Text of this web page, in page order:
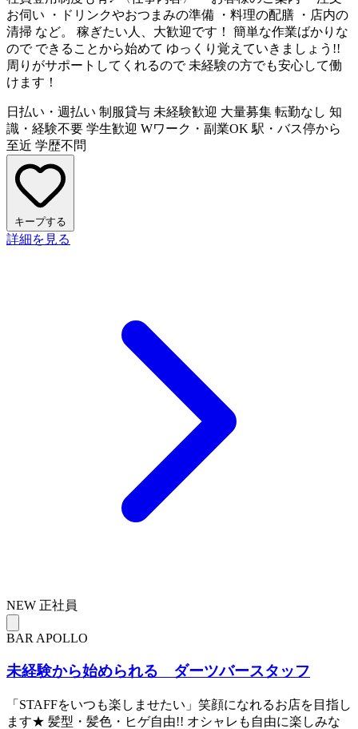
お伺い ・ドリンクやおつまみの準備 ・料理の配膳 ・店内の
清掃 など。 稼ぎたい人、大歓迎です！ 簡単な作業ばかりな
ので できることから始めて ゆっくり覚えていきましょう!!
周りがサポートしてくれるので 未経験の方でも安心して働
けます！
日払い・週払い 制服貸与 未経験歓迎 大量募集 転勤なし 知
識・経験不要 学生歓迎 Wワーク・副業OK 駅・バス停から
至近 学歴不問
キープする
詳細を見る
NEW 正社員
BAR APOLLO
未経験から始められる ダーツバースタッフ
「STAFFをいつも楽しませたい」笑顔になれるお店を目指し
ます★ 髪型・髪色・ヒゲ自由!! オシャレも自由に楽しみな